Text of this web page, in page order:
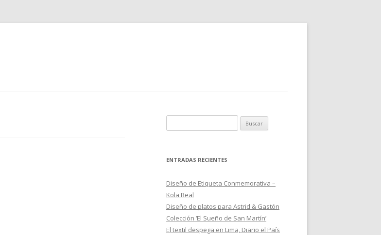
u
c
r
:
ENTRADAS RECIENTES
Diseño de Etiqueta Conmemorativa –
Kola Real
Diseño de platos para Astrid & Gastón
Colección ‘El Sueño de San Martín’
El textil despega en Lima, Diario el País